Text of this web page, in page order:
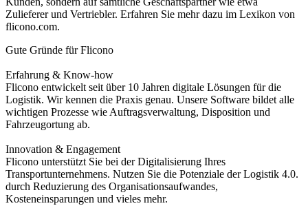
Zulieferer und Vertriebler. Erfahren Sie mehr dazu im Lexikon von
flicono.com.
Gute Gründe für Flicono
Erfahrung & Know-how
Flicono entwickelt seit über 10 Jahren digitale Lösungen für die
Logistik. Wir kennen die Praxis genau. Unsere Software bildet alle
wichtigen Prozesse wie Auftragsverwaltung, Disposition und
Fahrzeugortung ab.
Innovation & Engagement
Flicono unterstützt Sie bei der Digitalisierung Ihres
Transportunternehmens. Nutzen Sie die Potenziale der Logistik 4.0.
durch Reduzierung des Organisationsaufwandes,
Kosteneinsparungen und vieles mehr.